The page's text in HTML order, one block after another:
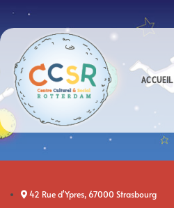
ACCUEIL
42 Rue d'Ypres, 67000 Strasbourg